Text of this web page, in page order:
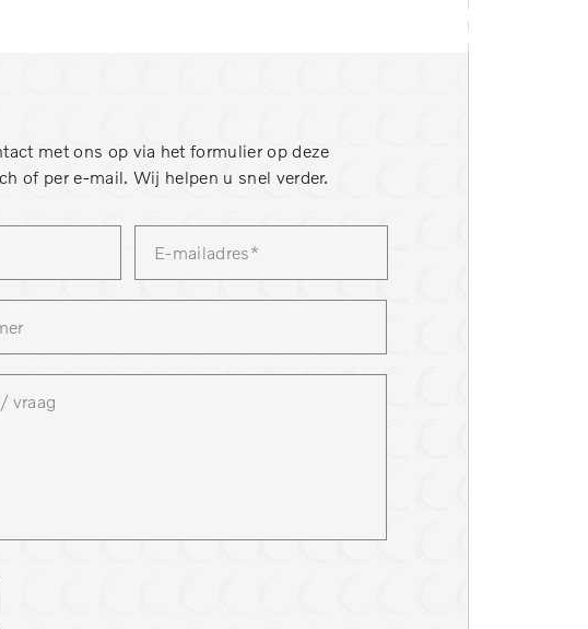
met ons op via het formulier op deze
of per e-mail. Wij helpen u snel verder.